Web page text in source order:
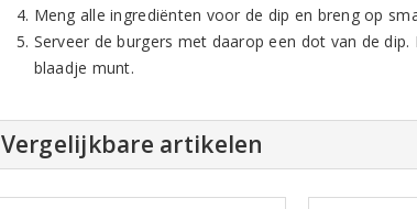
Meng alle ingrediënten voor de dip en breng op
Serveer de burgers met daarop een dot van de
blaadje munt.
Vergelijkbare artikelen